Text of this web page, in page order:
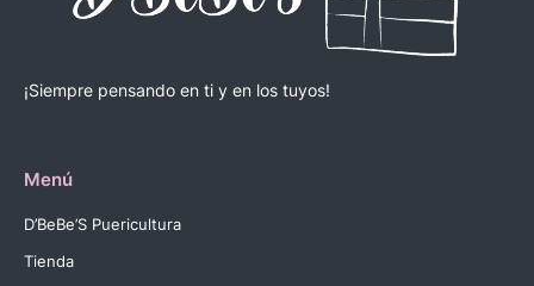
¡Siempre pensando en ti y en los tuyos!
Menú
D’BeBe’S Puericultura
Tienda